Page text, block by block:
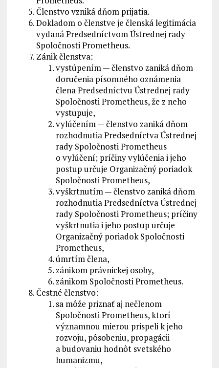
Členstvo vzniká dňom prijatia.
Dokladom o členstve je členská legitimácia
vydaná Predsedníctvom Ústrednej rady
Spoločnosti Prometheus.
Zánik členstva:
vystúpením — členstvo zaniká dňom
doručenia písomného oznámenia
člena Predsedníctvu Ústrednej rady
Spoločnosti Prometheus, že z neho
vystupuje,
vylúčením — členstvo zaniká dňom
rozhodnutia Predsedníctva Ústrednej
rady Spoločnosti Prometheus
o vylúčení; príčiny vylúčenia i jeho
postup určuje Organizačný poriadok
Spoločnosti Prometheus,
vyškrtnutím — členstvo zaniká dňom
rozhodnutia Predsedníctva Ústrednej
rady Spoločnosti Prometheus; príčiny
vyškrtnutia i jeho postup určuje
Organizačný poriadok Spoločnosti
Prometheus,
úmrtím člena,
zánikom právnickej osoby,
zánikom Spoločnosti Prometheus.
Čestné členstvo:
sa môže priznať aj nečlenom
Spoločnosti Prometheus, ktorí
významnou mierou prispeli k jeho
rozvoju, pôsobeniu, propagácii
a budovaniu hodnôt svetského
humanizmu,